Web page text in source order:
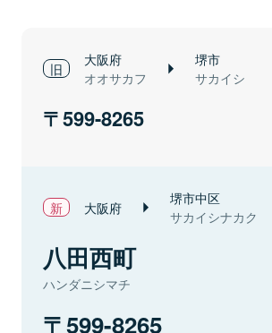
大阪府
オオサカフ
堺市
サカイシ
599-8265
大阪府 堺市中区
サカイシナカク
八田西町
ハンダニシマチ
599-8265